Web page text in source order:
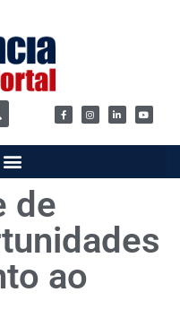
de
ao